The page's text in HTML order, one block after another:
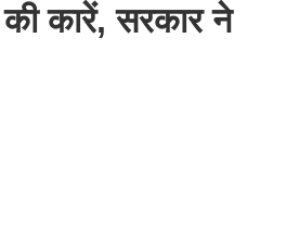
कारें, सरकार ने